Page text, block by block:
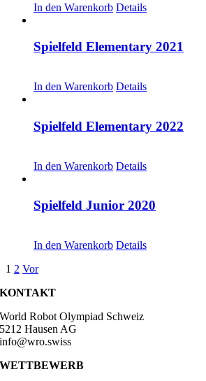
In den Warenkorb Details
Spielfeld Elementary 2021
In den Warenkorb Details
Spielfeld Elementary 2022
In den Warenkorb Details
Spielfeld Junior 2020
In den Warenkorb Details
1 2 Vor
KONTAKT
World Robot Olympiad Schweiz
5212 Hausen AG
info@wro.swiss
WETTBEWERB